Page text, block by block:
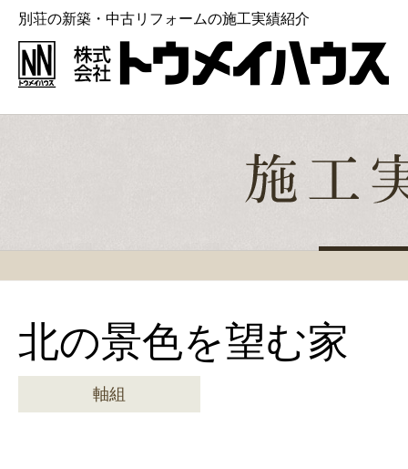
別荘の新築・中古リフォームの施工実績紹介
北の景色を望む家
軸組